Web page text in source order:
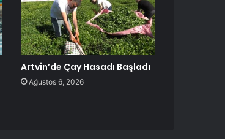
Artvin’de Çay Hasadı Başladı
Ağustos 6, 2026